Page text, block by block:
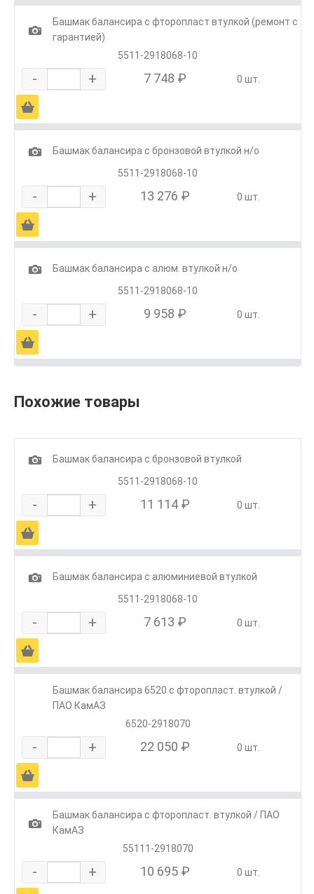
1
Башмак балансира с фторопласт втулкой (ремонт с
гарантией)
5511-2918068-10
- + 7 748 ₽ 0 шт.
Ä
1
Башмак балансира с бронзовой втулкой н/о
5511-2918068-10
- + 13 276 ₽ 0 шт.
Ä
1
Башмак балансира с алюм. втулкой н/о
5511-2918068-10
- + 9 958 ₽ 0 шт.
Ä
Похожие товары
1
Башмак балансира с бронзовой втулкой
5511-2918068-10
- + 11 114 ₽ 0 шт.
Ä
1
Башмак балансира с алюминиевой втулкой
5511-2918068-10
- + 7 613 ₽ 0 шт.
Ä
Башмак балансира 6520 с фторопласт. втулкой /
ПАО КамАЗ
6520-2918070
- + 22 050 ₽ 0 шт.
Ä
1
Башмак балансира с фторопласт. втулкой / ПАО
КамАЗ
55111-2918070
- + 10 695 ₽ 0 шт.